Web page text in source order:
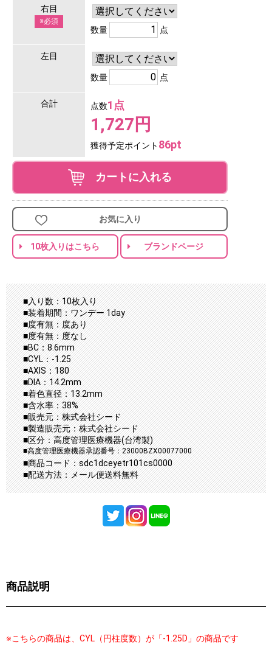
右目
※必須
数量 点
左目
数量 点
合計 点数1点
1,727円
獲得予定ポイント 86pt
カートに入れる
お気に入り
10枚入りはこちら ブランドページ
■入り数：10枚入り
■装着期間：ワンデー 1day
■度有無：度あり
■度有無：度なし
■BC：8.6mm
■CYL：-1.25
■AXIS：180
■DIA：14.2mm
■着色直径：13.2mm
■含水率：38%
■販売元：株式会社シード
■製造販売元：株式会社シード
■区分：高度管理医療機器(台湾製)
■高度管理医療機器承認番号：23000BZX00077000
■商品コード：sdc1dceyetr101cs0000
■配送方法：メール便送料無料
商品説明
※こちらの商品は、CYL（円柱度数）が「-1.25D」の商品です